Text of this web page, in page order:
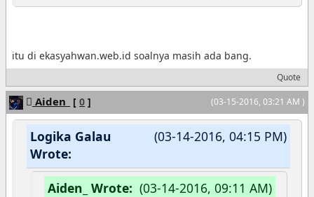
itu di ekasyahwan.web.id soalnya masih ada bang.
Quote
(03-15-2016, 03:21 AM )
Aiden_ [ 0 ]
(03-14-2016, 04:15 PM)
Logika Galau
Wrote:
(03-14-2016, 09:11 AM)
Aiden_ Wrote: